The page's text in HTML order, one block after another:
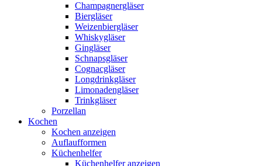
Champagnergläser
Biergläser
Weizenbiergläser
Whiskygläser
Gingläser
Schnapsgläser
Cognacgläser
Longdrinkgläser
Limonadengläser
Trinkgläser
Porzellan
Kochen
Kochen anzeigen
Auflaufformen
Küchenhelfer
Küchenhelfer anzeigen